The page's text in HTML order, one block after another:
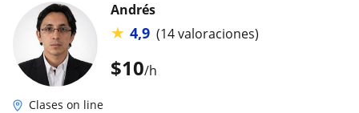
$10/h
Andrés
★ 4,9 (14 valoraciones)
Clases on line